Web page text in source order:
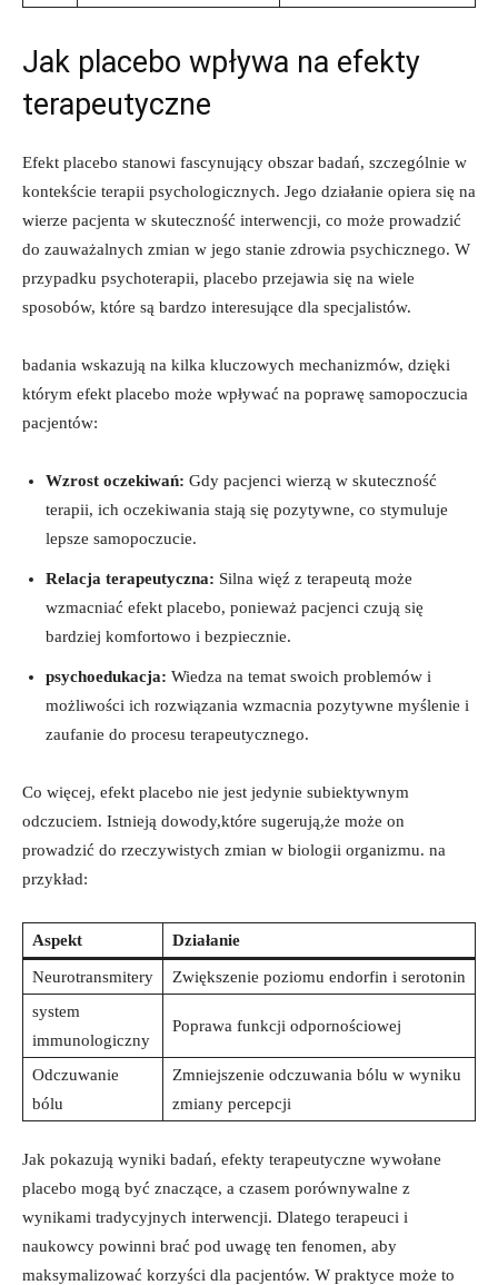
Jak placebo wpływa na efekty
terapeutyczne
Efekt placebo stanowi fascynujący obszar badań, szczególnie w
kontekście terapii psychologicznych. Jego działanie opiera się na
wierze pacjenta w skuteczność interwencji, co może prowadzić
do zauważalnych zmian w jego stanie zdrowia psychicznego. W
przypadku psychoterapii, placebo przejawia się na wiele
sposobów, które są bardzo interesujące dla specjalistów.
badania wskazują na kilka kluczowych mechanizmów, dzięki
którym efekt placebo może wpływać na poprawę samopoczucia
pacjentów:
Wzrost oczekiwań: Gdy pacjenci wierzą w skuteczność
terapii, ich oczekiwania stają się pozytywne, co stymuluje
lepsze samopoczucie.
Relacja terapeutyczna: Silna więź z terapeutą może
wzmacniać efekt placebo, ponieważ pacjenci czują się
bardziej komfortowo i bezpiecznie.
psychoedukacja: Wiedza na temat swoich problemów i
możliwości ich rozwiązania wzmacnia pozytywne myślenie i
zaufanie do procesu terapeutycznego.
Co więcej, efekt placebo nie jest jedynie subiektywnym
odczuciem. Istnieją dowody,które sugerują,że może on
prowadzić do rzeczywistych zmian w biologii organizmu. na
przykład:
Aspekt Działanie
Neurotransmitery
Zwiększenie poziomu endorfin i serotonin
system
immunologiczny
Poprawa funkcji odpornościowej
Odczuwanie
bólu
Zmniejszenie odczuwania bólu w wyniku
zmiany percepcji
Jak pokazują wyniki badań, efekty terapeutyczne wywołane
placebo mogą być znaczące, a czasem porównywalne z
wynikami tradycyjnych interwencji. Dlatego terapeuci i
naukowcy powinni brać pod uwagę ten fenomen, aby
maksymalizować korzyści dla pacjentów. W praktyce może to